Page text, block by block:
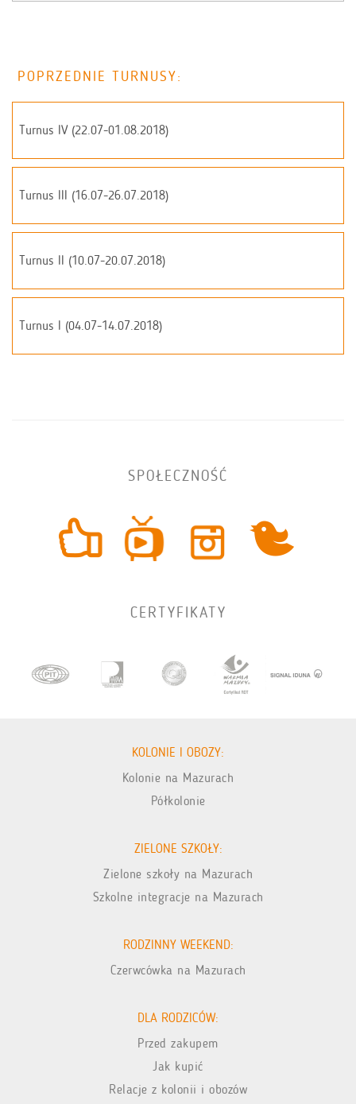
POPRZEDNIE TURNUSY:
Turnus IV (22.07-01.08.2018)
Turnus III (16.07-26.07.2018)
Turnus II (10.07-20.07.2018)
Turnus I (04.07-14.07.2018)
SPOŁECZNOŚĆ
CERTYFIKATY
KOLONIE I OBOZY:
Kolonie na Mazurach
Półkolonie
ZIELONE SZKOŁY:
Zielone szkoły na Mazurach
Szkolne integracje na Mazurach
RODZINNY WEEKEND:
Czerwcówka na Mazurach
DLA RODZICÓW:
Przed zakupem
Jak kupić
Relacje z kolonii i obozów